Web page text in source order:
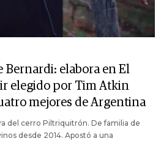
Bernardi: elabora en El
elegido por Tim Atkin
mejores de Argentina
del cerro Piltriquitrón. De familia de
desde 2014. Apostó a una